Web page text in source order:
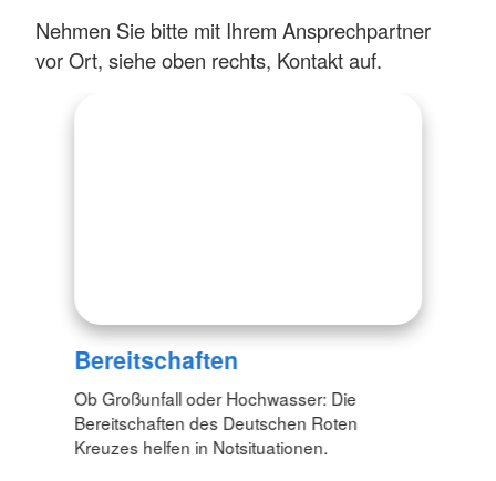
Nehmen Sie bitte mit Ihrem Ansprechpartner
vor Ort, siehe oben rechts, Kontakt auf.
Bereitschaften
Ob Großunfall oder Hochwasser: Die
Bereitschaften des Deutschen Roten
Kreuzes helfen in Notsituationen.